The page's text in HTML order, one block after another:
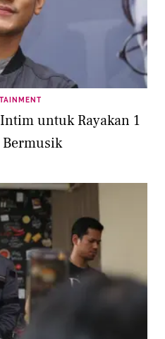
untuk Rayakan 1
Bermusik